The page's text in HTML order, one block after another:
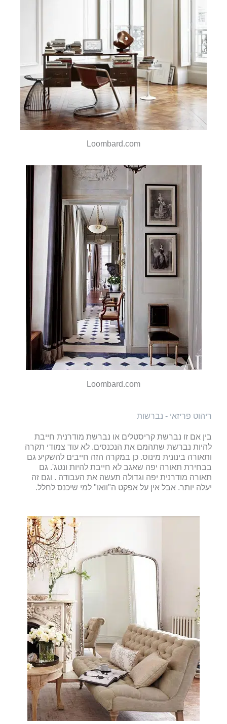
Loombard.com
Loombard.com
ריהוט פריזאי - נברשות
בין אם זו נברשת קריסטלים או נברשת מודרנית חייבת
להיות נברשת שתהמם את הנכנסים. לא עוד צמודי תקרה
ותאורה בינונית מינוס. כן במקרה הזה חייבים להשקיע גם
בבחירת תאורה יפה שאגב לא חייבת להיות ונטג'. גם
תאורה מודרנית יפה וגדולה תעשה את העבודה . וגם זה
יעלה יותר. אבל אין על אפקט ה"וואו" למי שיכנס לחלל.